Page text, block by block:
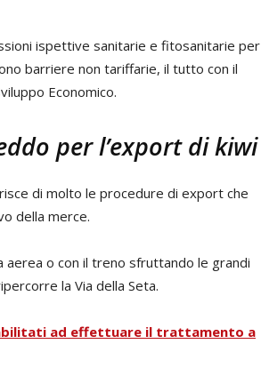
ispettive sanitarie e fitosanitarie per
barriere non tariffarie, il tutto con il
Economico.
per l’export di kiwi
di molto le procedure di export che
della merce.
o con il treno sfruttando le grandi
la Via della Seta.
ad effettuare il trattamento a